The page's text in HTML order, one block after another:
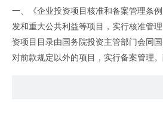
一、《企业投资项目核准和备案管理条
发和重大公共利益等项目，实行核准管
资项目目录由国务院投资主管部门会同
对前款规定以外的项目，实行备案管理
二、《政府核准的投资项目目录（河南